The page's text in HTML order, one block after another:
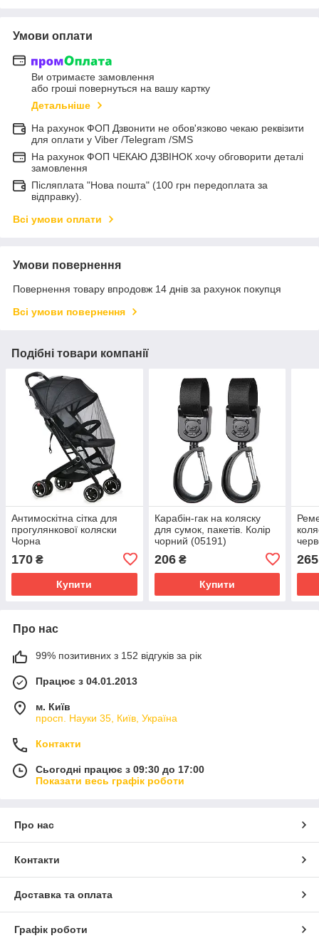
Умови оплати
Ви отримаєте замовлення
або гроші повернуться на вашу картку
Детальніше
На рахунок ФОП Дзвонити не обов'язково чекаю реквізити
для оплати у Viber /Telegram /SMS
На рахунок ФОП ЧЕКАЮ ДЗВІНОК хочу обговорити деталі
замовлення
Післяплата "Нова пошта" (100 грн передоплата за
відправку).
Всі умови оплати
Умови повернення
Повернення товару впродовж 14 днів за рахунок покупця
Всі умови повернення
Подібні товари компанії
Антимоскітна сітка для
прогулянкової коляски
Чорна
170 ₴
Купити
Карабін-гак на коляску
для сумок, пакетів. Колір
чорний (05191)
206₴
Купити
265
Про нас
99% позитивних з 152 відгуків за рік
Працює з 04.01.2013
м. Київ
просп. Науки 35, Київ, Україна
Контакти
Сьогодні працює з 09:30 до 17:00
Показати весь графік роботи
Про нас
Контакти
Доставка та оплата
Графік роботи